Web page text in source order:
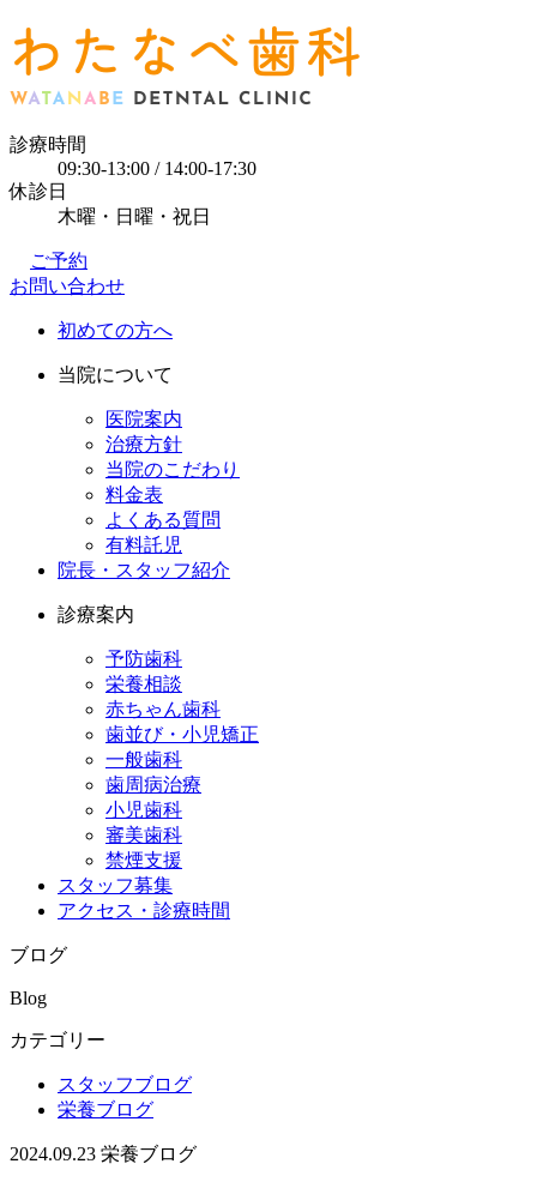
診療時間
09:30-13:00 / 14:00-17:30
休診日
木曜・日曜・祝日
ご予約
お問い合わせ
初めての方へ
当院について
医院案内
治療方針
当院のこだわり
料金表
よくある質問
有料託児
院長・スタッフ紹介
診療案内
予防歯科
栄養相談
赤ちゃん歯科
歯並び・小児矯正
一般歯科
歯周病治療
小児歯科
審美歯科
禁煙支援
スタッフ募集
アクセス・診療時間
ブログ
Blog
カテゴリー
スタッフブログ
栄養ブログ
2024.09.23 栄養ブログ